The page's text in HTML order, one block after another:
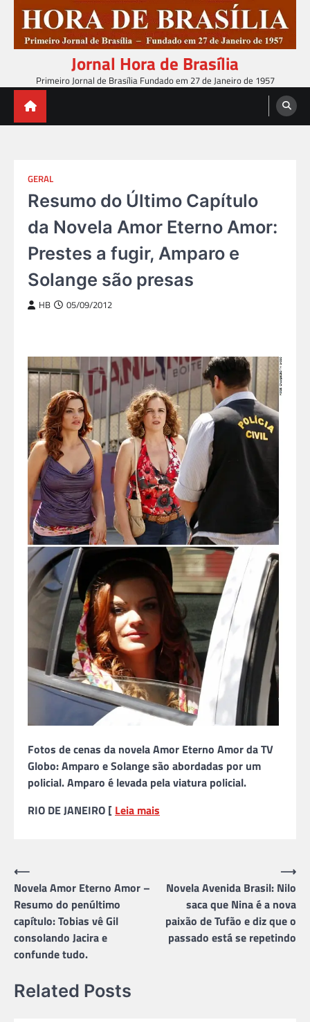
content
Jornal Hora de Brasília
Primeiro Jornal de Brasília Fundado em 27 de Janeiro de 1957
GERAL
Resumo do Último Capítulo
da Novela Amor Eterno Amor:
Prestes a fugir, Amparo e
Solange são presas
HB 05/09/2012
Fotos de cenas da novela Amor Eterno Amor da TV
Globo: Amparo e Solange são abordadas por um
policial. Amparo é levada pela viatura policial.
RIO DE JANEIRO [ Leia mais
Navegação
de
Post
⟵
Novela Amor Eterno Amor –
Resumo do penúltimo
capítulo: Tobias vê Gil
consolando Jacira e
confunde tudo.
Novela Avenida Brasil: Nilo
saca que Nina é a nova
paixão de Tufão e diz que o
passado está se repetindo
⟶
Related Posts